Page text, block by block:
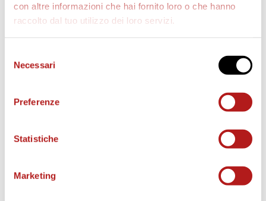
con altre informazioni che hai fornito loro o che hanno
raccolto dal tuo utilizzo dei loro servizi.
delNecessari
Preferenze
Statistiche
Marketing
d
MATCH PROGRAM